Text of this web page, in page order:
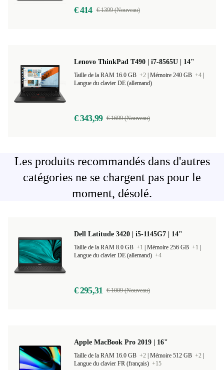
€ 414 € 1399 (Nouveau)
Lenovo ThinkPad T490 | i7-8565U | 14"
Taille de la RAM 16.0 GB +2 Mémoire 240 GB +4
Langue du clavier DE (allemand)
€ 343,99 € 1699 (Nouveau)
Les produits recommandés dans d'autres
catégories ne se chargent pas pour le
moment, désolé.
Dell Latitude 3420 | i5-1145G7 | 14"
Taille de la RAM 8.0 GB +1 Mémoire 256 GB +1
Langue du clavier DE (allemand) +4
€ 295,31 € 1009 (Nouveau)
Apple MacBook Pro 2019 | 16"
Taille de la RAM 16.0 GB +2 Mémoire 512 GB +2
Langue du clavier FR (français) +15